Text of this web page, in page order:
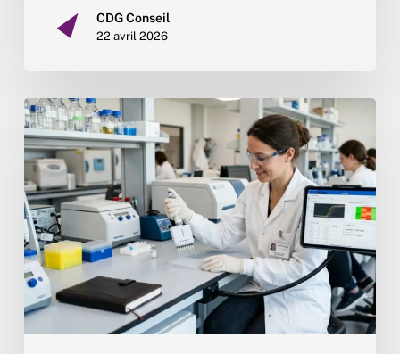
CDG Conseil
22 avril 2026
Top
10
des
laboratoires
pharmaceutiques
2026